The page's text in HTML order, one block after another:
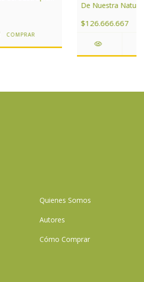
De Nuestra
$126.666.667
Quienes Somos
Autores
Cómo Comprar